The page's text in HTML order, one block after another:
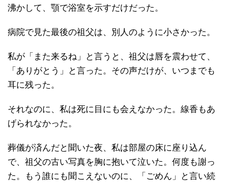
沸かして、顎で浴室を示すだけだった。
病院で見た最後の祖父は、別人のように小さかった。
私が「また来るね」と言うと、祖父は唇を震わせて、
「ありがとう」と言った。その声だけが、いつまでも
耳に残った。
それなのに、私は死に目にも会えなかった。線香もあ
げられなかった。
葬儀が済んだと聞いた夜、私は部屋の床に座り込ん
で、祖父の古い写真を胸に抱いて泣いた。何度も謝っ
た。もう誰にも聞こえないのに、「ごめん」と言い続